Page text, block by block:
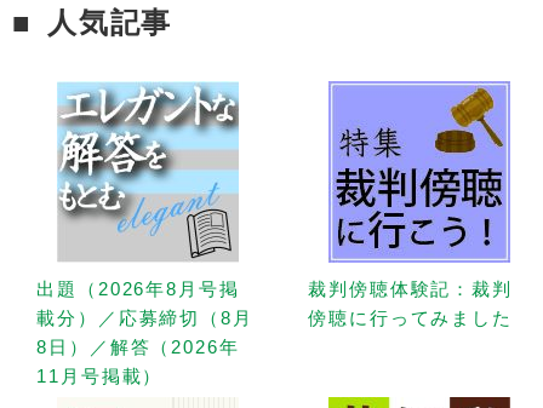
人気記事
出題（2026年8月号掲
載分）／応募締切（8月
8日）／解答（2026年
11月号掲載）
裁判傍聴体験記：裁判
傍聴に行ってみました